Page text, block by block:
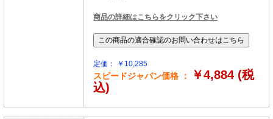
商品の詳細はこちらをクリック下さい
定価： ￥10,285
スピードジャパン価格 ：
￥4,884 (税
込)